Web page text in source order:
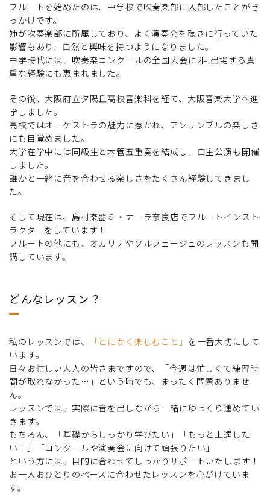
フルートを始めたのは、中学校で吹奏楽部に入部したことがき
っかけです。
姉が吹奏楽部に所属しており、よく演奏会を聴きに行っていた
影響もあり、自然と興味を持つようになりました。
中学時代には、吹奏楽コンクールの全国大会に2回出場する貴
重な経験にも恵まれました。
その後、大阪府立夕陽丘高校音楽科を経て、大阪音楽大学へ進
学しました。
高校ではオーケストラの魅力に惹かれ、アンサンブルの楽しさ
にも目覚めました。
大学在学中には同級生と木管五重奏を結成し、自主公演も開催
しました。
誰かと一緒に音を合わせる楽しさをたくさん経験してきまし
た。
そして現在は、島村楽器ミ・ナーラ奈良店でフルートインスト
ラクターをしています！
フルートの他にも、オカリナやソルフェージュのレッスンも開
講しています。
どんなレッスン？
私のレッスンでは、 「とにかく楽しむこと」 を一番大切にして
います。
日々お忙しい大人の皆さまですので、「今週は忙しくて練習時
間が取れなかった…」という時でも、まったく問題ありませ
ん。
レッスンでは、実際に音を出しながら一緒にゆっくり進めてい
きます。
もちろん、「基礎からしっかり学びたい」「もっと上達した
い！」「コンクールや演奏会に向けて頑張りたい」
という方には、目的に合わせてしっかりサポートいたします！
お一人おひとりのペースに合わせたレッスンを心がけていま
す。